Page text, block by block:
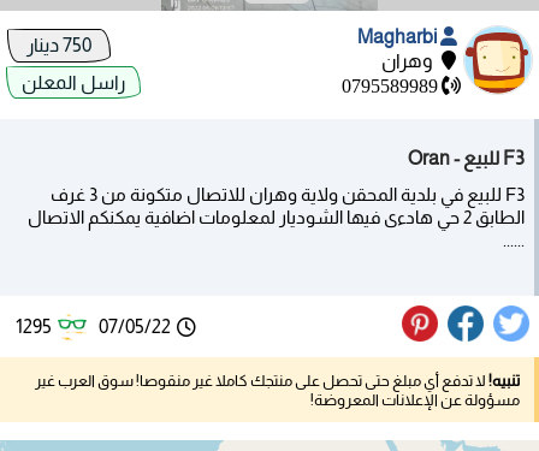
وهران
0795589989
راسل المعلن
F3 للبيع - Oran
F3 للبيع في بلدية المحقن ولاية وهران للاتصال متكونة من 3 غرف
الطابق 2 حي هادءى فيها الشوديار لمعلومات اضافية يمكنكم الاتصال
......
07/05/22
1295
تنبيه! لا تدفع أي مبلغ حتى تحصل على منتجك كاملا غير منقوصا! سوق العرب غير
مسؤولة عن الإعلانات المعروضة!